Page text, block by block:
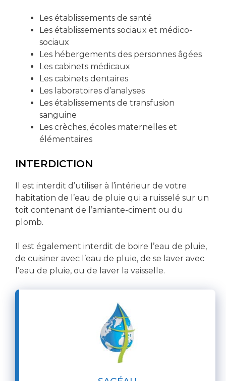
Les établissements de santé
Les établissements sociaux et médico-
sociaux
Les hébergements des personnes âgées
Les cabinets médicaux
Les cabinets dentaires
Les laboratoires d’analyses
Les établissements de transfusion
sanguine
Les crèches, écoles maternelles et
élémentaires
INTERDICTION
Il est interdit d’utiliser à l’intérieur de votre
habitation de l’eau de pluie qui a ruisselé sur un
toit contenant de l’amiante-ciment ou du
plomb.
Il est également interdit de boire l’eau de pluie,
de cuisiner avec l’eau de pluie, de se laver avec
l’eau de pluie, ou de laver la vaisselle.